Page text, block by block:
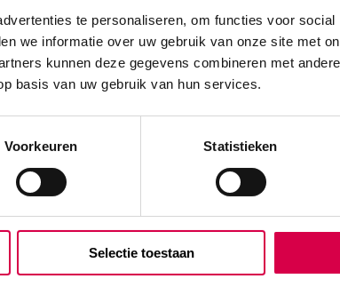
te personaliseren, om functies voor
we informatie over uw gebruik van onze site met
kunnen deze gegevens combineren met
basis van uw gebruik van hun services.
Voorkeuren Statistieken
Selectie toestaan